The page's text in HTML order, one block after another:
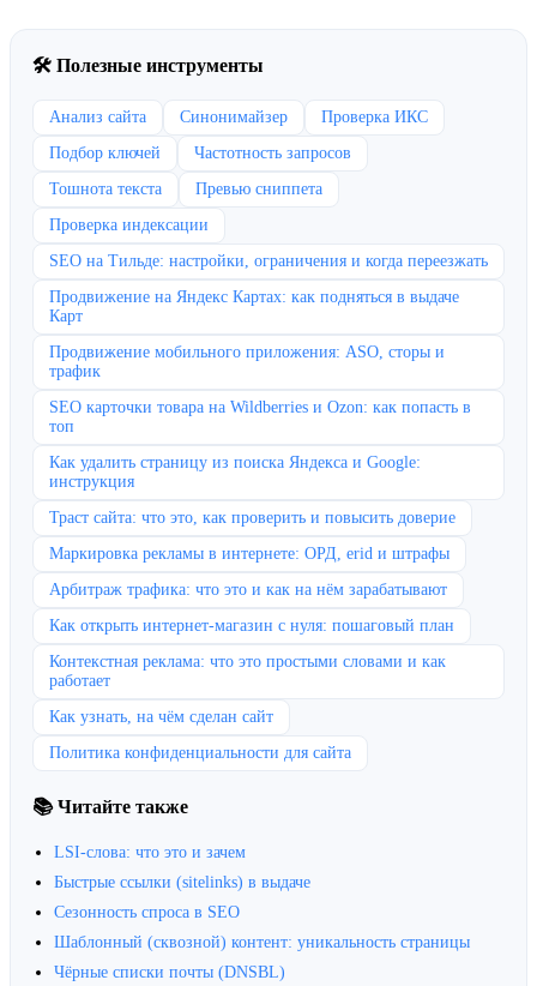
🛠 Полезные инструменты
Анализ сайта Синонимайзер
Проверка ИКС
Подбор ключей
Частотность запросов
Тошнота текста
Превью сниппета
Проверка индексации
SEO на Тильде: настройки, ограничения и когда переезжать
Продвижение на Яндекс Картах: как подняться в выдаче
Карт
Продвижение мобильного приложения: ASO, сторы и
трафик
SEO карточки товара на Wildberries и Ozon: как попасть в
топ
Как удалить страницу из поиска Яндекса и Google:
инструкция
Траст сайта: что это, как проверить и повысить доверие
Маркировка рекламы в интернете: ОРД, erid и штрафы
Арбитраж трафика: что это и как на нём зарабатывают
Как открыть интернет-магазин с нуля: пошаговый план
Контекстная реклама: что это простыми словами и как
работает
Как узнать, на чём сделан сайт
Политика конфиденциальности для сайта
📚 Читайте также
LSI-слова: что это и зачем
Быстрые ссылки (sitelinks) в выдаче
Сезонность спроса в SEO
Шаблонный (сквозной) контент: уникальность страницы
Чёрные списки почты (DNSBL)